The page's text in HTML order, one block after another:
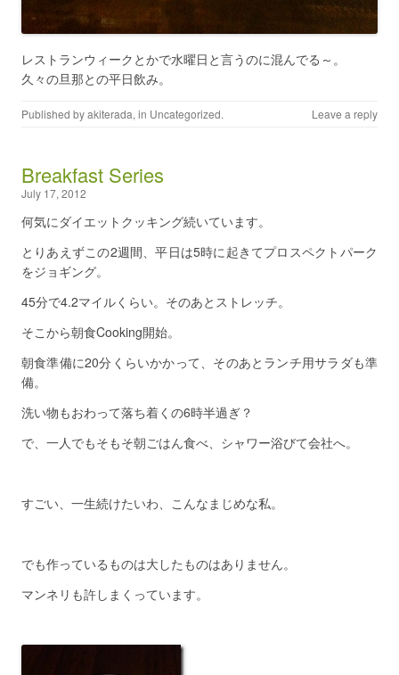
レストランウィークとかで水曜日と言うのに混んでる～。
久々の旦那との平日飲み。
Published byakiterada, in Uncategorized. Leave a reply
Breakfast Series
July 17, 2012
何気にダイエットクッキング続いています。
とりあえずこの2週間、平日は5時に起きてプロスペクトパーク
をジョギング。
45分で4.2マイルくらい。そのあとストレッチ。
そこから朝食Cooking開始。
朝食準備に20分くらいかかって、そのあとランチ用サラダも準
備。
洗い物もおわって落ち着くの6時半過ぎ？
で、一人でもそもそ朝ごはん食べ、シャワー浴びて会社へ。
すごい、一生続けたいわ、こんなまじめな私。
でも作っているものは大したものはありません。
マンネリも許しまくっています。